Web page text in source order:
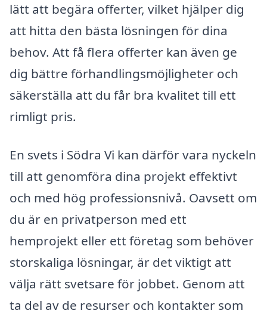
lätt att begära offerter, vilket hjälper dig
att hitta den bästa lösningen för dina
behov. Att få flera offerter kan även ge
dig bättre förhandlingsmöjligheter och
säkerställa att du får bra kvalitet till ett
rimligt pris.
En svets i Södra Vi kan därför vara nyckeln
till att genomföra dina projekt effektivt
och med hög professionsnivå. Oavsett om
du är en privatperson med ett
hemprojekt eller ett företag som behöver
storskaliga lösningar, är det viktigt att
välja rätt svetsare för jobbet. Genom att
ta del av de resurser och kontakter som